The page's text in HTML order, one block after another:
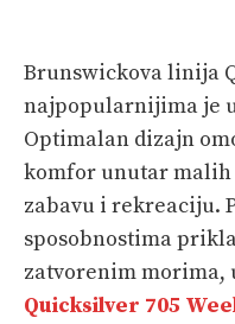
Brunswickova linija
najpopularnijima je
Optimalan dizajn
komfor unutar
zabavu i rekreaciju.
sposobnostima
zatvorenim morima,
Quicksilver 705